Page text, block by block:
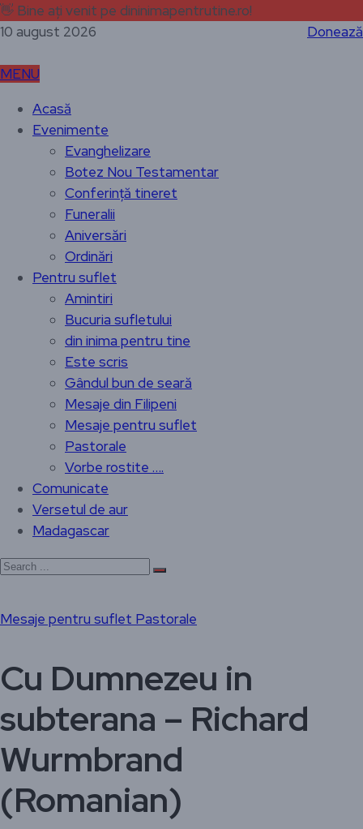
👋 Bine ați venit pe dininimapentrutine.ro!
10 august 2026
Donează
MENU
Acasă
Evenimente
Evanghelizare
Botez Nou Testamentar
Conferință tineret
Funeralii
Aniversări
Ordinări
Pentru suflet
Amintiri
Bucuria sufletului
din inima pentru tine
Este scris
Gândul bun de seară
Mesaje din Filipeni
Mesaje pentru suflet
Pastorale
Vorbe rostite ….
Comunicate
Versetul de aur
Madagascar
Mesaje pentru suflet Pastorale
Cu Dumnezeu in
subterana – Richard
Wurmbrand
(Romanian)